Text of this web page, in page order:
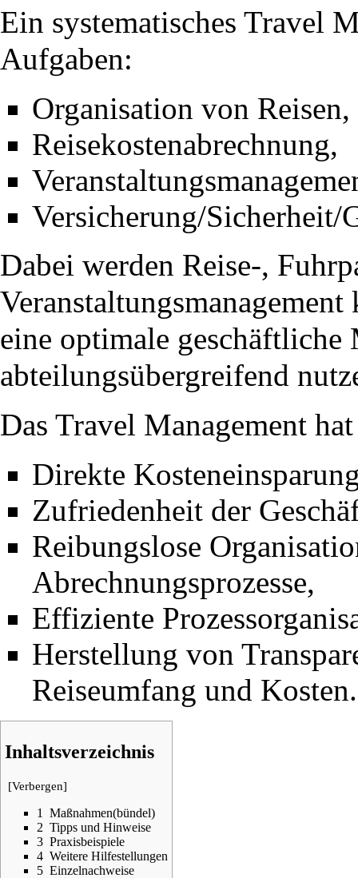
Ein systematisches Travel
Aufgaben:
Organisation von Reisen,
Reisekostenabrechnung,
Versicherung/Sicherheit/
Dabei werden Reise-,
eine optimale
abteilungsübergreifend
Das Travel Management
Direkte
Zufriedenheit der
Reibungslose
Abrechnungsprozesse,
Effiziente
Herstellung von
Reiseumfang und Kosten.
Inhaltsverzeichnis
[Verbergen]
1
Maßnahmen(bündel)
2 Tipps und Hinweise
3 Praxisbeispiele
4 Weitere Hilfestellungen
5 Einzelnachweise